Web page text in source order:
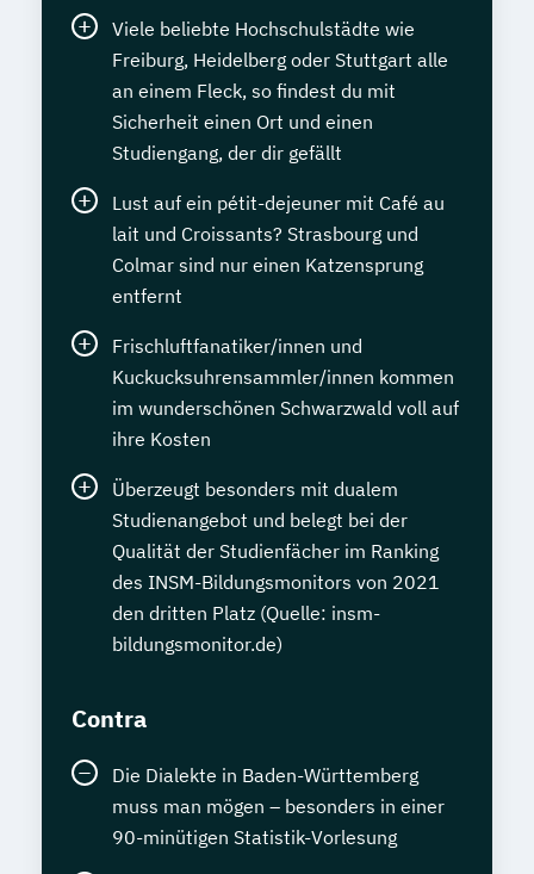
Viele beliebte Hochschulstädte wie
Freiburg, Heidelberg oder Stuttgart alle
an einem Fleck, so findest du mit
Sicherheit einen Ort und einen
Studiengang, der dir gefällt
Lust auf ein pétit-dejeuner mit Café au
lait und Croissants? Strasbourg und
Colmar sind nur einen Katzensprung
entfernt
Frischluftfanatiker/innen und
Kuckucksuhrensammler/innen kommen
im wunderschönen Schwarzwald voll auf
ihre Kosten
Überzeugt besonders mit dualem
Studienangebot und belegt bei der
Qualität der Studienfächer im Ranking
des INSM-Bildungsmonitors von 2021
den dritten Platz (Quelle: insm-
bildungsmonitor.de)
Contra
Die Dialekte in Baden-Württemberg
muss man mögen – besonders in einer
90-minütigen Statistik-Vorlesung